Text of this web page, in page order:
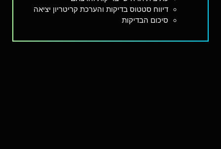
דיווח סטטוס בדיקות והערכת קריטריון יציאה
סיכום הבדיקות